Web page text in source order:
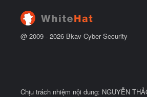
@ 2009 - 2026 Bkav Cyber Security
Chịu trách nhiệm nội dung: NGUYỄN